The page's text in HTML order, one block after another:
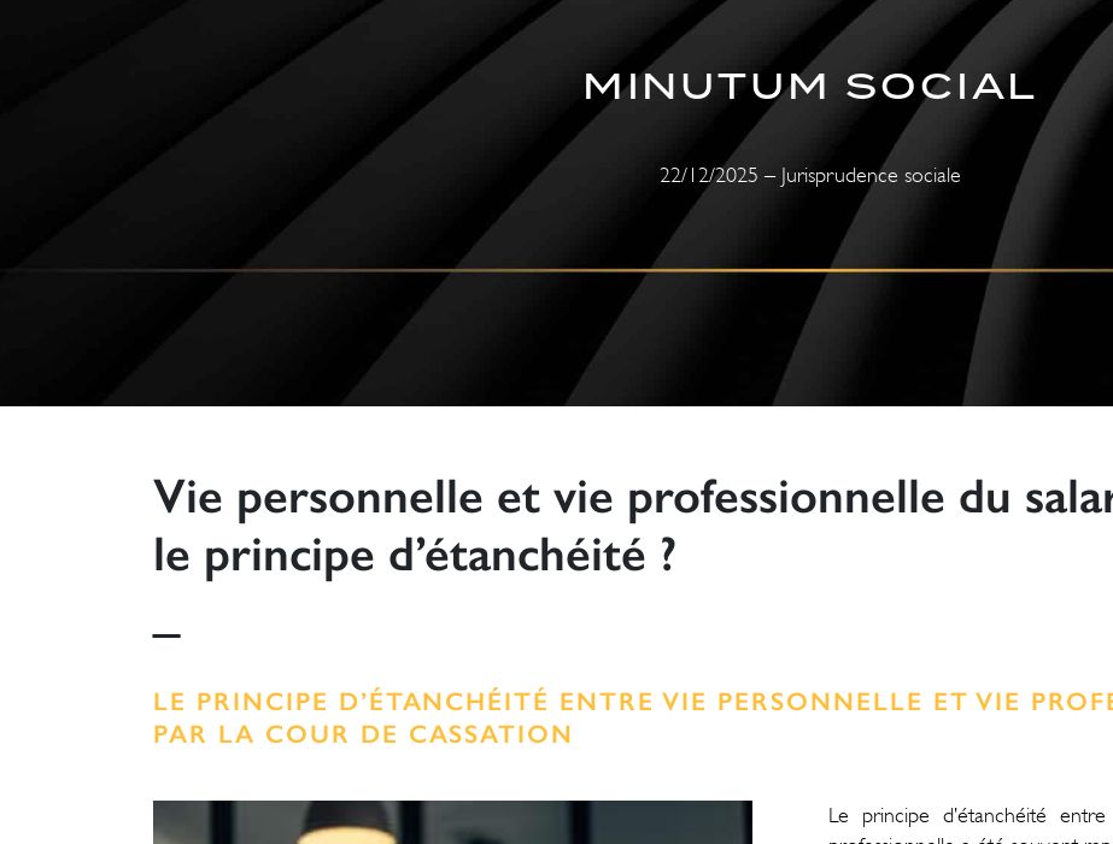
MINUTUM SOCIAL
22/12/2025 – Jurisprudence sociale
Vie personnelle et vie professionnelle du
le principe d’étanchéité ?
LE PRINCIPE D’ÉTANCHÉITÉ ENTRE VIE PERSONNELLE ET VIE
PAR LA COUR DE CASSATION
Le principe d’étanchéité